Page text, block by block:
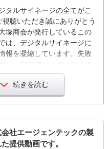
タルサイネージの全てがこ
聴いただき誠にありがとう
塚商会が発行しているこの
は、デジタルサイネージに
報を凝縮しています。失敗
ら、16社のメーカーによる
介まで、全116ページにわた
されています。
ヒアリングシートも付属し
続きを読む
社エージェンテックの製
提供動画です。